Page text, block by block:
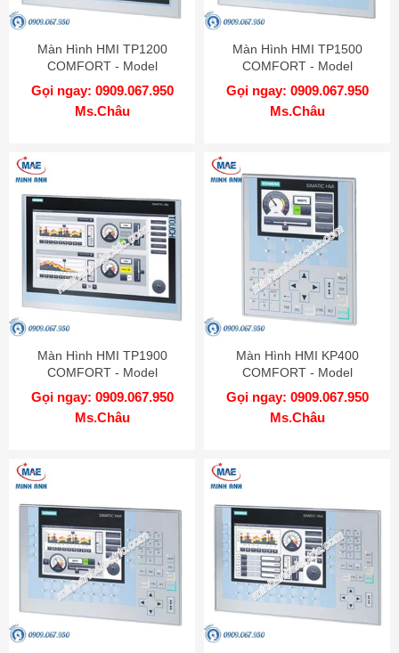
Màn Hình HMI TP1200
COMFORT - Model
6AV2124-0MC01-0AX0
Gọi ngay: 0909.067.950
Ms.Châu
Màn Hình HMI TP1500
COMFORT - Model
6AV2124-0QC02-0AX0
Gọi ngay: 0909.067.950
Ms.Châu
Màn Hình HMI TP1900
COMFORT - Model
6AV2124-0UC02-0AX0
Gọi ngay: 0909.067.950
Ms.Châu
Màn Hình HMI KP400
COMFORT - Model
6AV2124-1DC01-0AX0
Gọi ngay: 0909.067.950
Ms.Châu